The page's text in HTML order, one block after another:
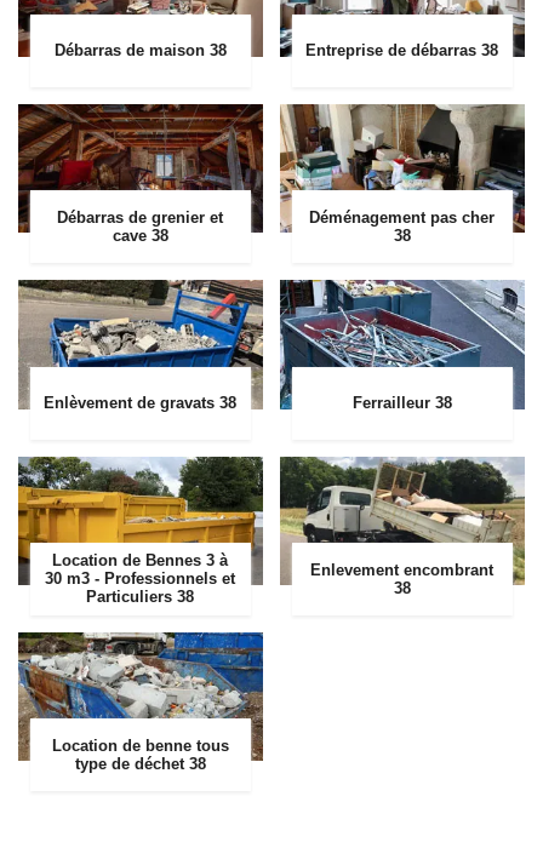
Débarras de maison 38 Entreprise de débarras 38
Débarras de grenier et
cave 38
Déménagement pas cher
38
Enlèvement de gravats 38 Ferrailleur 38
Location de Bennes 3 à
30 m3 - Professionnels et
Particuliers 38
Enlevement encombrant
38
Location de benne tous
type de déchet 38